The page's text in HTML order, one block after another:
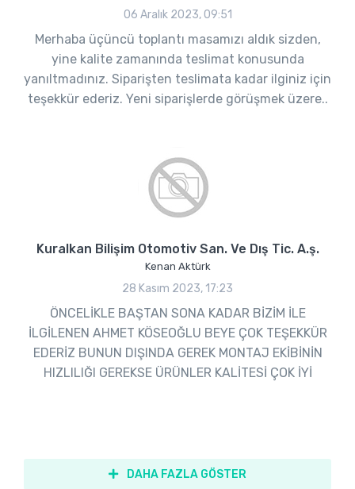
06 Aralık 2023, 09:51
Merhaba üçüncü toplantı masamızı aldık sizden,
yine kalite zamanında teslimat konusunda
yanıltmadınız. Siparişten teslimata kadar ilginiz için
teşekkür ederiz. Yeni siparişlerde görüşmek üzere..
Kuralkan Bilişim Otomotiv San. Ve Dış Tic. A.ş.
Kenan Aktürk
28 Kasım 2023, 17:23
ÖNCELİKLE BAŞTAN SONA KADAR BİZİM İLE
İLGİLENEN AHMET KÖSEOĞLU BEYE ÇOK TEŞEKKÜR
EDERİZ BUNUN DIŞINDA GEREK MONTAJ EKİBİNİN
HIZLILIĞI GEREKSE ÜRÜNLER KALİTESİ ÇOK İYİ
DAHA FAZLA GÖSTER